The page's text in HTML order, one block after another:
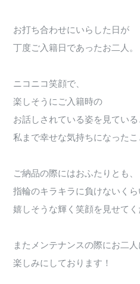
お打ち合わせにいらした日が
丁度ご入籍日であったお二人。
ニコニコ笑顔で、
楽しそうにご入籍時の
お話しされている姿を見ている
私まで幸せな気持ちになったこ
ご納品の際にはおふたりとも、
指輪のキラキラに負けないくら
嬉しそうな輝く笑顔を見せてく
またメンテナンスの際にお二
楽しみにしております！